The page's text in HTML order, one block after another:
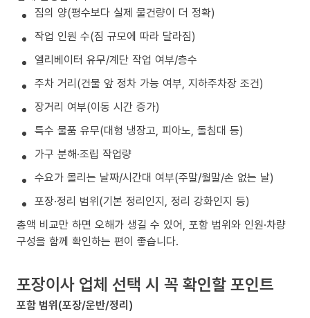
짐의 양(평수보다 실제 물건량이 더 정확)
작업 인원 수(짐 규모에 따라 달라짐)
엘리베이터 유무/계단 작업 여부/층수
주차 거리(건물 앞 정차 가능 여부, 지하주차장 조건)
장거리 여부(이동 시간 증가)
특수 물품 유무(대형 냉장고, 피아노, 돌침대 등)
가구 분해·조립 작업량
수요가 몰리는 날짜/시간대 여부(주말/월말/손 없는 날)
포장·정리 범위(기본 정리인지, 정리 강화인지 등)
총액 비교만 하면 오해가 생길 수 있어, 포함 범위와 인원·차량
구성을 함께 확인하는 편이 좋습니다.
포장이사 업체 선택 시 꼭 확인할 포인트
포함 범위(포장/운반/정리)